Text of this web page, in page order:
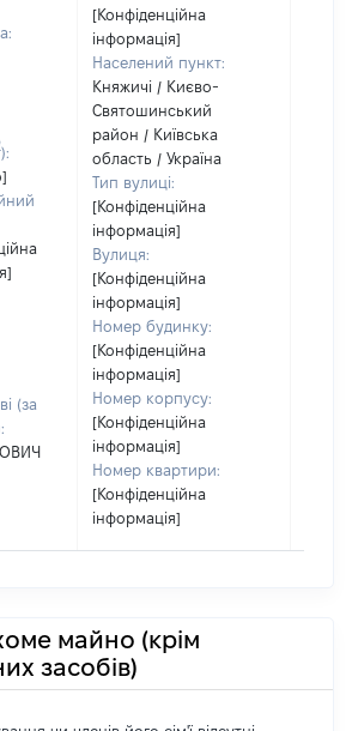
):
(за
[Конфіденційна
інформація]
Населений пункт:
Княжичі / Києво-
Святошинський
район / Київська
область / Україна
Тип вулиці:
[Конфіденційна
інформація]
Вулиця:
[Конфіденційна
інформація]
Номер будинку:
[Конфіденційна
інформація]
Номер корпусу:
[Конфіденційна
інформація]
Номер квартири:
[Конфіденційна
інформація]
майно (крім
засобів)